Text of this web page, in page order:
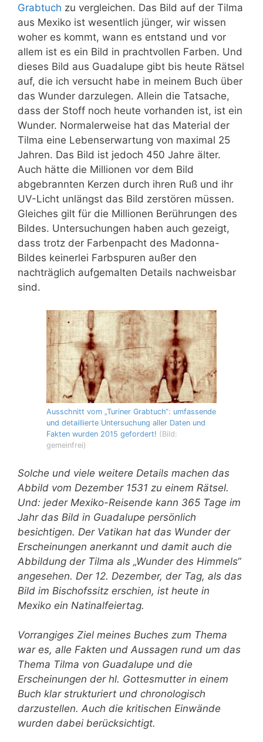
Grabtuch zu vergleichen. Das Bild auf der Tilma
aus Mexiko ist wesentlich jünger, wir wissen
woher es kommt, wann es entstand und vor
allem ist es ein Bild in prachtvollen Farben. Und
dieses Bild aus Guadalupe gibt bis heute Rätsel
auf, die ich versucht habe in meinem Buch über
das Wunder darzulegen. Allein die Tatsache,
dass der Stoff noch heute vorhanden ist, ist ein
Wunder. Normalerweise hat das Material der
Tilma eine Lebenserwartung von maximal 25
Jahren. Das Bild ist jedoch 450 Jahre älter.
Auch hätte die Millionen vor dem Bild
abgebrannten Kerzen durch ihren Ruß und ihr
UV-Licht unlängst das Bild zerstören müssen.
Gleiches gilt für die Millionen Berührungen des
Bildes. Untersuchungen haben auch gezeigt,
dass trotz der Farbenpacht des Madonna-
Bildes keinerlei Farbspuren außer den
nachträglich aufgemalten Details nachweisbar
sind.
Ausschnitt vom „Turiner Grabtuch“: umfassende
und detaillierte Untersuchung aller Daten und
Fakten wurden 2015 gefordert! (Bild:
gemeinfrei)
Solche und viele weitere Details machen das
Abbild vom Dezember 1531 zu einem Rätsel.
Und: jeder Mexiko-Reisende kann 365 Tage im
Jahr das Bild in Guadalupe persönlich
besichtigen. Der Vatikan hat das Wunder der
Erscheinungen anerkannt und damit auch die
Abbildung der Tilma als „Wunder des Himmels“
angesehen. Der 12. Dezember, der Tag, als das
Bild im Bischofssitz erschien, ist heute in
Mexiko ein Natinalfeiertag.
Vorrangiges Ziel meines Buches zum Thema
war es, alle Fakten und Aussagen rund um das
Thema Tilma von Guadalupe und die
Erscheinungen der hl. Gottesmutter in einem
Buch klar strukturiert und chronologisch
darzustellen. Auch die kritischen Einwände
wurden dabei berücksichtigt.